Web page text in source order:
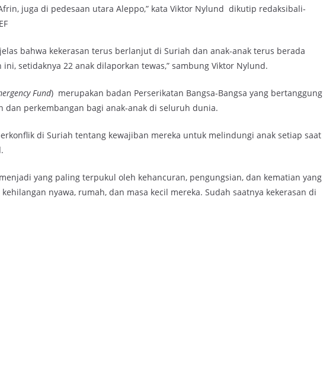
juga di pedesaan utara Aleppo,” kata Viktor Nylund dikutip redaksibali-
bahwa kekerasan terus berlanjut di Suriah dan anak-anak terus berada
setidaknya 22 anak dilaporkan tewas,” sambung Viktor Nylund.
Fund) merupakan badan Perserikatan Bangsa-Bangsa yang bertanggung
perkembangan bagi anak-anak di seluruh dunia.
di Suriah tentang kewajiban mereka untuk melindungi anak setiap saat
yang paling terpukul oleh kehancuran, pengungsian, dan kematian yang
nyawa, rumah, dan masa kecil mereka. Sudah saatnya kekerasan di